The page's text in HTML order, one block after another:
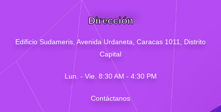
Dirección
Edificio Sudameris, Avenida Urdaneta, Caracas 1011, Distrito
Capital
Lun. - Vie. 8:30 AM - 4:30 PM
Contáctanos